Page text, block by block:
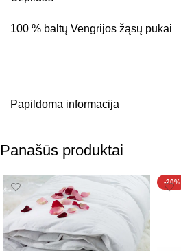
100 % baltų Vengrijos žąsų pūkai
Papildoma informacija
Panašūs produktai
-20%